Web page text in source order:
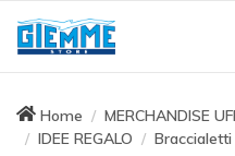
Home MERCHANDISE
IDEE REGALO
Braccialetti